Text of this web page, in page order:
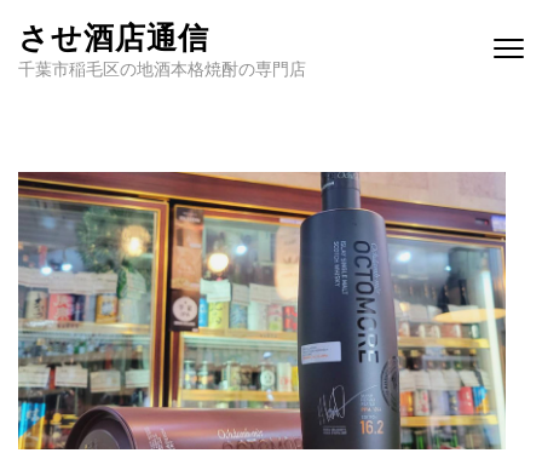
させ酒店通信
千葉市稲毛区の地酒本格焼酎の専門店